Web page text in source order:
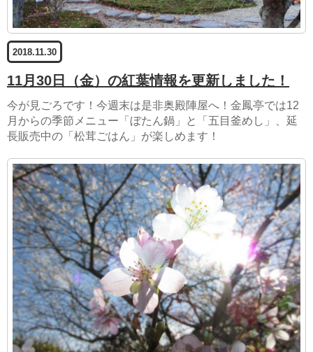
2018.11.30
11月30日（金）の紅葉情報を更新しました！
今が見ごろです！今週末は是非奥殿陣屋へ！金鳳亭では12
月からの季節メニュー「ぼたん鍋」と「五目釜めし」、延
長販売中の「松茸ごはん」が楽しめます！